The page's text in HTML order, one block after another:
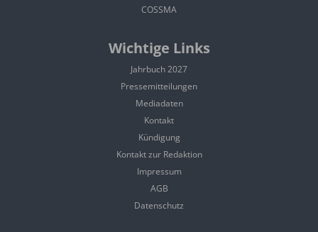
COSSMA
Wichtige Links
Jahrbuch 2027
Pressemitteilungen
Mediadaten
Kontakt
Kündigung
Kontakt zur Redaktion
Impressum
AGB
Datenschutz